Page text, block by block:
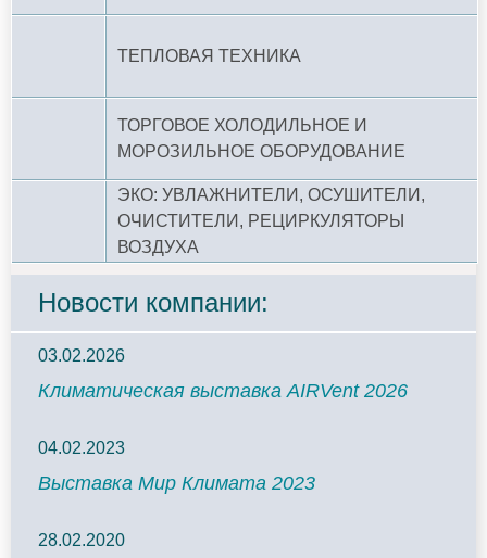
ТЕПЛОВАЯ ТЕХНИКА
ТОРГОВОЕ ХОЛОДИЛЬНОЕ И
МОРОЗИЛЬНОЕ ОБОРУДОВАНИЕ
ЭКО: УВЛАЖНИТЕЛИ, ОСУШИТЕЛИ,
ОЧИСТИТЕЛИ, РЕЦИРКУЛЯТОРЫ
ВОЗДУХА
Новости компании:
03.02.2026
Климатическая выставка AIRVent 2026
04.02.2023
Выставка Мир Климата 2023
28.02.2020